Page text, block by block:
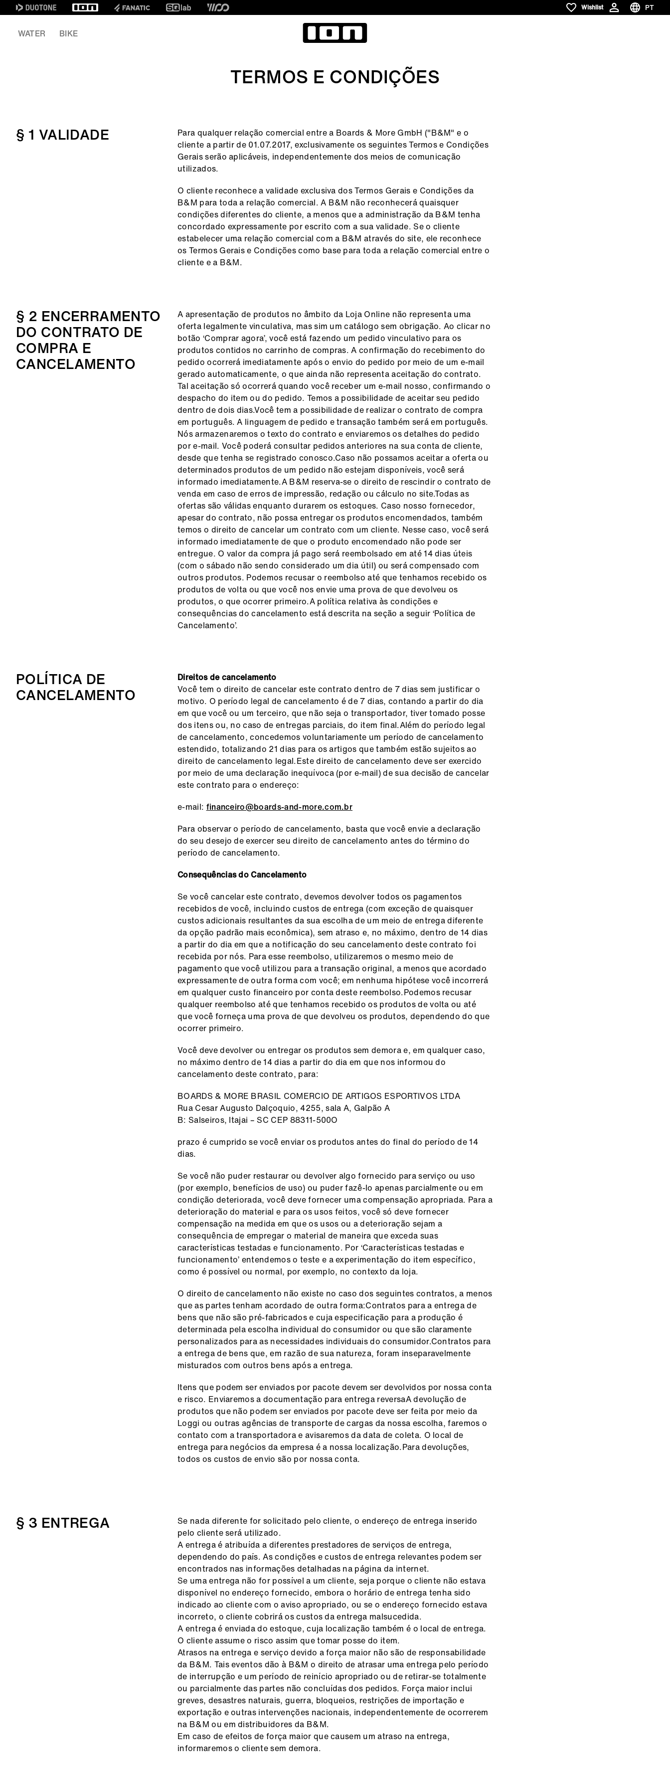
Wishlist
Wishlist PT
Escolha o
WATER
BIKE
TERMOS E CONDIÇÕES
§ 1 VALIDADE
Para qualquer relação comercial entre a Boards & More GmbH ("B&M" e o
cliente a partir de 01.07.2017, exclusivamente os seguintes Termos e Condições
Gerais serão aplicáveis, independentemente dos meios de comunicação
utilizados.
O cliente reconhece a validade exclusiva dos Termos Gerais e Condições da
B&M para toda a relação comercial. A B&M não reconhecerá quaisquer
condições diferentes do cliente, a menos que a administração da B&M tenha
concordado expressamente por escrito com a sua validade. Se o cliente
estabelecer uma relação comercial com a B&M através do site, ele reconhece
os Termos Gerais e Condições como base para toda a relação comercial entre o
cliente e a B&M.
§ 2 ENCERRAMENTO
DO CONTRATO DE
COMPRA E
CANCELAMENTO
A apresentação de produtos no âmbito da Loja Online não representa uma
oferta legalmente vinculativa, mas sim um catálogo sem obrigação. Ao clicar no
botão ‘Comprar agora’, você está fazendo um pedido vinculativo para os
produtos contidos no carrinho de compras. A confirmação do recebimento do
pedido ocorrerá imediatamente após o envio do pedido por meio de um e-mail
gerado automaticamente, o que ainda não representa aceitação do contrato.
Tal aceitação só ocorrerá quando você receber um e-mail nosso, confirmando o
despacho do item ou do pedido. Temos a possibilidade de aceitar seu pedido
dentro de dois dias.Você tem a possibilidade de realizar o contrato de compra
em português. A linguagem de pedido e transação também será em português.
Nós armazenaremos o texto do contrato e enviaremos os detalhes do pedido
por e-mail. Você poderá consultar pedidos anteriores na sua conta de cliente,
desde que tenha se registrado conosco.Caso não possamos aceitar a oferta ou
determinados produtos de um pedido não estejam disponíveis, você será
informado imediatamente.A B&M reserva-se o direito de rescindir o contrato de
venda em caso de erros de impressão, redação ou cálculo no site.Todas as
ofertas são válidas enquanto durarem os estoques. Caso nosso fornecedor,
apesar do contrato, não possa entregar os produtos encomendados, também
temos o direito de cancelar um contrato com um cliente. Nesse caso, você será
informado imediatamente de que o produto encomendado não pode ser
entregue. O valor da compra já pago será reembolsado em até 14 dias úteis
(com o sábado não sendo considerado um dia útil) ou será compensado com
outros produtos. Podemos recusar o reembolso até que tenhamos recebido os
produtos de volta ou que você nos envie uma prova de que devolveu os
produtos, o que ocorrer primeiro.A política relativa às condições e
consequências do cancelamento está descrita na seção a seguir ‘Política de
Cancelamento’.
POLÍTICA DE
CANCELAMENTO
Direitos de cancelamento
Você tem o direito de cancelar este contrato dentro de 7 dias sem justificar o
motivo. O período legal de cancelamento é de 7 dias, contando a partir do dia
em que você ou um terceiro, que não seja o transportador, tiver tomado posse
dos itens ou, no caso de entregas parciais, do item final.Além do período legal
de cancelamento, concedemos voluntariamente um período de cancelamento
estendido, totalizando 21 dias para os artigos que também estão sujeitos ao
direito de cancelamento legal.Este direito de cancelamento deve ser exercido
por meio de uma declaração inequívoca (por e-mail) de sua decisão de cancelar
este contrato para o endereço:
e-mail: financeiro@boards-and-more.com.br
Para observar o período de cancelamento, basta que você envie a declaração
do seu desejo de exercer seu direito de cancelamento antes do término do
período de cancelamento.
Consequências do Cancelamento
Se você cancelar este contrato, devemos devolver todos os pagamentos
recebidos de você, incluindo custos de entrega (com exceção de quaisquer
custos adicionais resultantes da sua escolha de um meio de entrega diferente
da opção padrão mais econômica), sem atraso e, no máximo, dentro de 14 dias
a partir do dia em que a notificação do seu cancelamento deste contrato foi
recebida por nós. Para esse reembolso, utilizaremos o mesmo meio de
pagamento que você utilizou para a transação original, a menos que acordado
expressamente de outra forma com você; em nenhuma hipótese você incorrerá
em qualquer custo financeiro por conta deste reembolso.Podemos recusar
qualquer reembolso até que tenhamos recebido os produtos de volta ou até
que você forneça uma prova de que devolveu os produtos, dependendo do que
ocorrer primeiro.
Você deve devolver ou entregar os produtos sem demora e, em qualquer caso,
no máximo dentro de 14 dias a partir do dia em que nos informou do
cancelamento deste contrato, para:
BOARDS & MORE BRASIL COMERCIO DE ARTIGOS ESPORTIVOS LTDA
Rua Cesar Augusto Dalçoquio, 4255, sala A, Galpão A
B: Salseiros, Itajai – SC CEP 88311-500O
prazo é cumprido se você enviar os produtos antes do final do período de 14
dias.
Se você não puder restaurar ou devolver algo fornecido para serviço ou uso
(por exemplo, benefícios de uso) ou puder fazê-lo apenas parcialmente ou em
condição deteriorada, você deve fornecer uma compensação apropriada. Para a
deterioração do material e para os usos feitos, você só deve fornecer
compensação na medida em que os usos ou a deterioração sejam a
consequência de empregar o material de maneira que exceda suas
características testadas e funcionamento. Por ‘Características testadas e
funcionamento’ entendemos o teste e a experimentação do item específico,
como é possível ou normal, por exemplo, no contexto da loja.
O direito de cancelamento não existe no caso dos seguintes contratos, a menos
que as partes tenham acordado de outra forma:Contratos para a entrega de
bens que não são pré-fabricados e cuja especificação para a produção é
determinada pela escolha individual do consumidor ou que são claramente
personalizados para as necessidades individuais do consumidor.Contratos para
a entrega de bens que, em razão de sua natureza, foram inseparavelmente
misturados com outros bens após a entrega.
Itens que podem ser enviados por pacote devem ser devolvidos por nossa conta
e risco. Enviaremos a documentação para entrega reversaA devolução de
produtos que não podem ser enviados por pacote deve ser feita por meio da
Loggi ou outras agências de transporte de cargas da nossa escolha, faremos o
contato com a transportadora e avisaremos da data de coleta. O local de
entrega para negócios da empresa é a nossa localização.Para devoluções,
todos os custos de envio são por nossa conta.
§ 3 ENTREGA
Se nada diferente for solicitado pelo cliente, o endereço de entrega inserido
pelo cliente será utilizado.
A entrega é atribuída a diferentes prestadores de serviços de entrega,
dependendo do país. As condições e custos de entrega relevantes podem ser
encontrados nas informações detalhadas na página da internet.
Se uma entrega não for possível a um cliente, seja porque o cliente não estava
disponível no endereço fornecido, embora o horário de entrega tenha sido
indicado ao cliente com o aviso apropriado, ou se o endereço fornecido estava
incorreto, o cliente cobrirá os custos da entrega malsucedida.
A entrega é enviada do estoque, cuja localização também é o local de entrega.
O cliente assume o risco assim que tomar posse do item.
Atrasos na entrega e serviço devido a força maior não são de responsabilidade
da B&M. Tais eventos dão à B&M o direito de atrasar uma entrega pelo período
de interrupção e um período de reinício apropriado ou de retirar-se totalmente
ou parcialmente das partes não concluídas dos pedidos. Força maior inclui
greves, desastres naturais, guerra, bloqueios, restrições de importação e
exportação e outras intervenções nacionais, independentemente de ocorrerem
na B&M ou em distribuidores da B&M.
Em caso de efeitos de força maior que causem um atraso na entrega,
informaremos o cliente sem demora.